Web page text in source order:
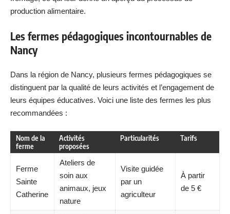
production alimentaire.
Les fermes pédagogiques incontournables de
Nancy
Dans la région de Nancy, plusieurs fermes pédagogiques se
distinguent par la qualité de leurs activités et l’engagement de
leurs équipes éducatives. Voici une liste des fermes les plus
recommandées :
Nom de la
ferme
Activités
proposées
Particularités Tarifs
Ferme
Sainte
Catherine
Ateliers de
soin aux
animaux, jeux
nature
Visite guidée
par un
agriculteur
À partir
de 5 €